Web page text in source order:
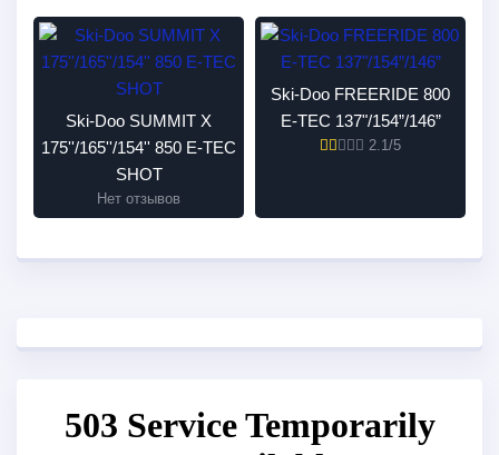
Ski-Doo SUMMIT X
175''/165''/154'' 850 E-TEC
SHOT
Нет отзывов
Ski-Doo FREERIDE 800
E-TEC 137"/154”/146”
2.1/5